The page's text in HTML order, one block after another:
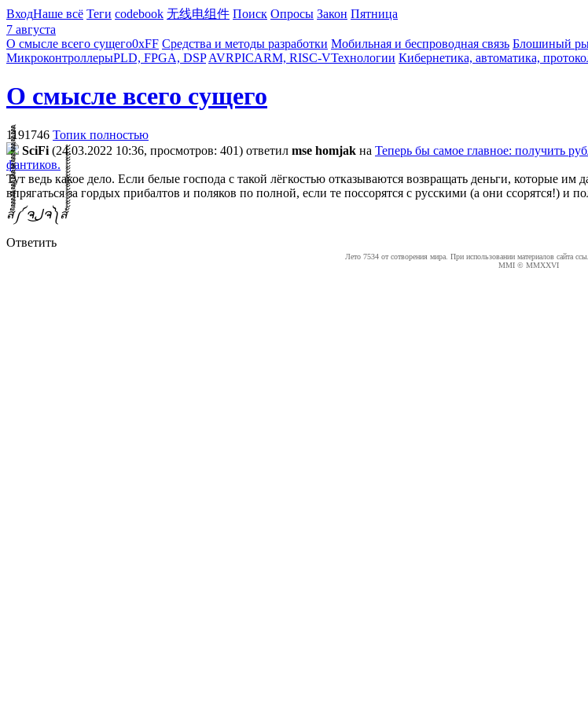
ВходНаше всё Теги codebook 无线电组件 Поиск Опросы Закон Пятница
7 августа
О смысле всего сущего0xFF Средства и методы разработки Мобильная и беспроводная связь Блошиный
МикроконтроллерыPLD, FPGA, DSP AVRPICARM, RISC-VТехнологии Кибернетика, автоматика,
О смысле всего сущего
1191746 Топик полностью
SciFi (24.03.2022 10:36, просмотров: 401) ответил mse homjak на Теперь бы самое главное: получить
фантиков.
Тут ведь какое дело. Если белые господа с такой лёгкостью отказываются возвращать деньги, которые
впрягаться за гордых прибалтов и поляков по полной, если те поссорятся с русскими (а они ссорятся!) и
ส็็็็็็็็็็็็็็็็็็็็็็็็็༼ ຈل͜ຈ༽ส้้้้้้้้้้้้้้้้้้้้้้้
Ответить
Лето 7534 от сотворения мира. При использовании материалов сайта
MMI © MMXXVI